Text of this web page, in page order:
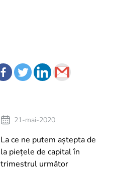
La ce ne putem aștepta de
la piețele de capital în
trimestrul următor
21-mai-2020